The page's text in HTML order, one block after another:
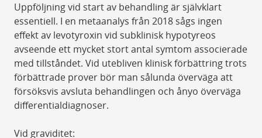
Uppföljning vid start av behandling är självklart
essentiell. I en metaanalys från 2018 sågs ingen
effekt av levotyroxin vid subklinisk hypotyreos
avseende ett mycket stort antal symtom associerade
med tillståndet. Vid utebliven klinisk förbättring trots
förbättrade prover bör man sålunda överväga att
försöksvis avsluta behandlingen och ånyo överväga
differentialdiagnoser.
Vid graviditet: